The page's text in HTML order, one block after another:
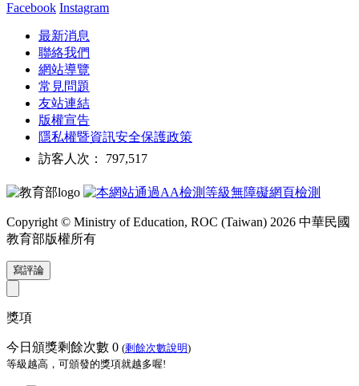
Facebook Instagram
最新消息
聯絡我們
網站導覽
常見問題
友站連結
版權宣告
隱私權暨資訊安全保護政策
訪客人次： 797,517
Copyright © Ministry of Education, ROC (Taiwan) 2026 中華民國
教育部版權所有
寫評論
獎項
今日頒獎剩餘次數 0 (剩餘次數說明)
等級越高，可頒發的獎項就越多喔!